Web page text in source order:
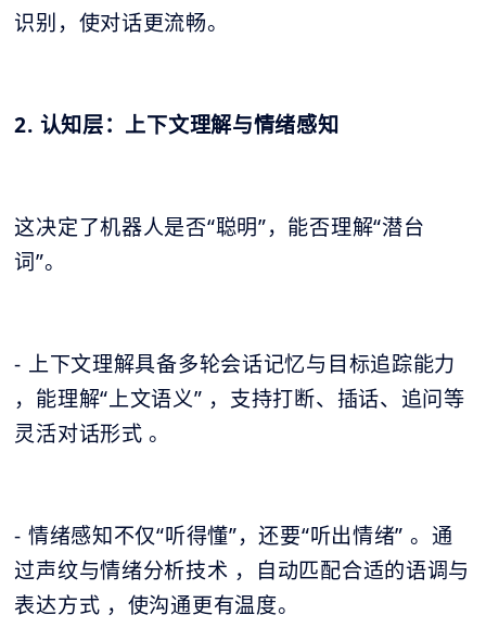
识别，使对话更流畅。
2. 认知层：上下文理解与情绪感知
这决定了机器人是否“聪明”，能否理解“潜台
词”。
- 上下文理解具备多轮会话记忆与目标追踪能力
，能理解“上文语义” ，支持打断、插话、追问等
灵活对话形式 。
- 情绪感知不仅“听得懂”，还要“听出情绪” 。通
过声纹与情绪分析技术 ，自动匹配合适的语调与
表达方式 ，使沟通更有温度。